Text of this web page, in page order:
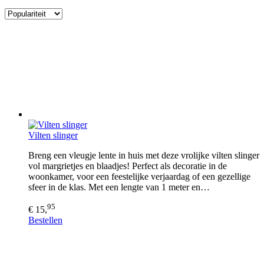
Vilten slinger
Breng een vleugje lente in huis met deze vrolijke vilten slinger
vol margrietjes en blaadjes! Perfect als decoratie in de
woonkamer, voor een feestelijke verjaardag of een gezellige
sfeer in de klas. Met een lengte van 1 meter en…
€ 15,95
Bestellen